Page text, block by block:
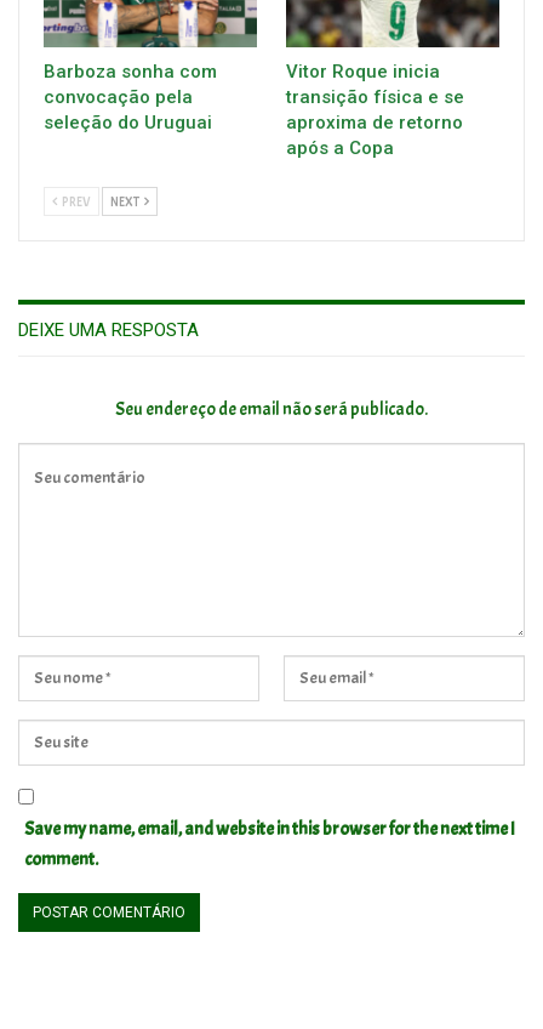
Barboza sonha com
convocação pela
seleção do Uruguai
Vitor Roque inicia
transição física e se
aproxima de retorno
após a Copa
PREV NEXT
DEIXE UMA RESPOSTA
Seu endereço de email não será publicado.
Save my name, email, and website in this browser for the next time I
comment.